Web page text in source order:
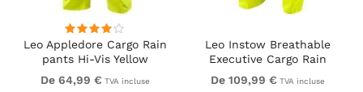
Leo Appledore Cargo Rain
pants Hi-Vis Yellow
De 64,99 € TVA incluse
Leo Instow Breathable
Executive Cargo Rain
pants Hi-Vis Yellow
De 109,99 € TVA incluse